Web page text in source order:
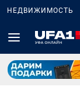
НЕДВИЖИМОСТЬ